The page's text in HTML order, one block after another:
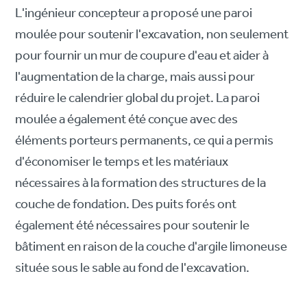
L'ingénieur concepteur a proposé une paroi
moulée pour soutenir l'excavation, non seulement
pour fournir un mur de coupure d'eau et aider à
l'augmentation de la charge, mais aussi pour
réduire le calendrier global du projet. La paroi
moulée a également été conçue avec des
éléments porteurs permanents, ce qui a permis
d'économiser le temps et les matériaux
nécessaires à la formation des structures de la
couche de fondation. Des puits forés ont
également été nécessaires pour soutenir le
bâtiment en raison de la couche d'argile limoneuse
située sous le sable au fond de l'excavation.